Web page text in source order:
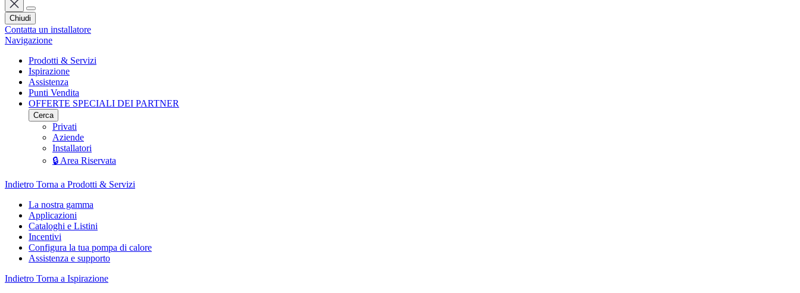
Chiudi
Contatta un installatore
Navigazione
Prodotti & Servizi
Ispirazione
Assistenza
Punti Vendita
OFFERTE SPECIALI DEI PARTNER
Cerca
Privati
Aziende
Installatori
🔒 Area Riservata
Indietro Torna a Prodotti & Servizi
La nostra gamma
Applicazioni
Cataloghi e Listini
Incentivi
Configura la tua pompa di calore
Assistenza e supporto
Indietro Torna a Ispirazione